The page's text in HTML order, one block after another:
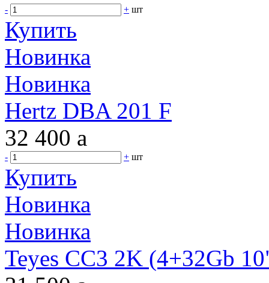
- + шт
Купить
Новинка
Новинка
Hertz DBA 201 F
32 400 a
- + шт
Купить
Новинка
Новинка
Teyes CC3 2K (4+32Gb